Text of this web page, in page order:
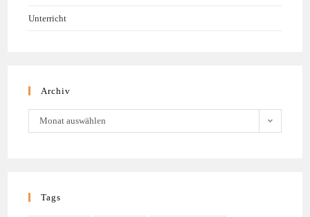
Unterricht
Archiv
Monat auswählen
Tags